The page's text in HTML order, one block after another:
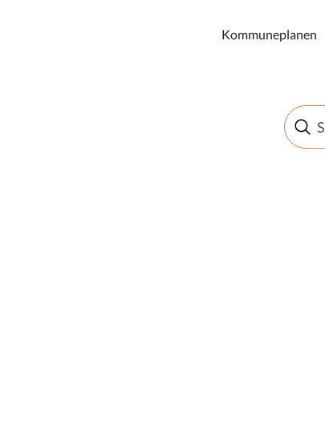
Kommuneplanen